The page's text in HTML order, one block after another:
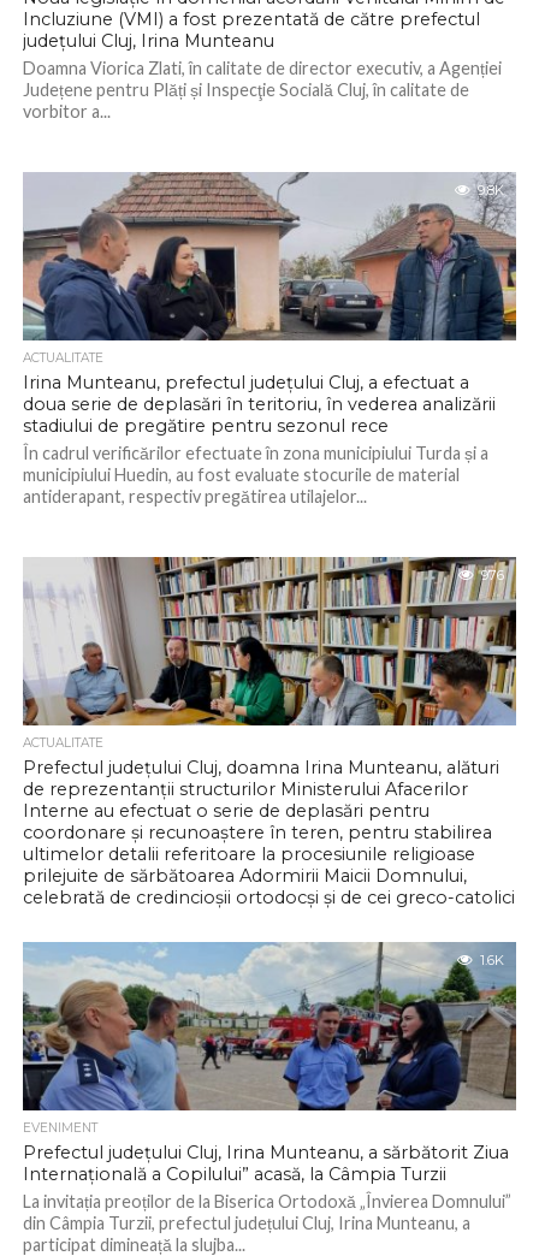
Incluziune (VMI) a fost prezentată de către prefectul
județului Cluj, Irina Munteanu
Doamna Viorica Zlati, în calitate de director executiv, a Agenției
Județene pentru Plăți și Inspecţie Socială Cluj, în calitate de
vorbitor a...
9.8K
ACTUALITATE
Irina Munteanu, prefectul județului Cluj, a efectuat a
doua serie de deplasări în teritoriu, în vederea analizării
stadiului de pregătire pentru sezonul rece
În cadrul verificărilor efectuate în zona municipiului Turda și a
municipiului Huedin, au fost evaluate stocurile de material
antiderapant, respectiv pregătirea utilajelor...
976
ACTUALITATE
Prefectul județului Cluj, doamna Irina Munteanu, alături
de reprezentanții structurilor Ministerului Afacerilor
Interne au efectuat o serie de deplasări pentru
coordonare și recunoaștere în teren, pentru stabilirea
ultimelor detalii referitoare la procesiunile religioase
prilejuite de sărbătoarea Adormirii Maicii Domnului,
celebrată de credincioșii ortodocși și de cei greco-catolici
La Mănăstirea (Sanctuar Arhiepiscopal Major) și Casa Generală a
Congregației Surorilor Maicii Domnului din Cluj-Napoca, doamna
prefect a fost primită de către...
1.6K
EVENIMENT
Prefectul județului Cluj, Irina Munteanu, a sărbătorit Ziua
Internațională a Copilului” acasă, la Câmpia Turzii
La invitația preoților de la Biserica Ortodoxă „Învierea Domnului”
din Câmpia Turzii, prefectul județului Cluj, Irina Munteanu, a
participat dimineață la slujba...